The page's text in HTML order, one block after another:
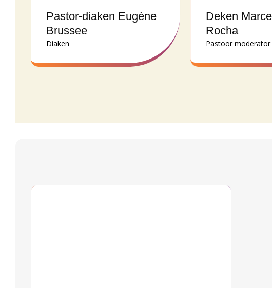
Pastor-diaken Eugène
Brussee
Diaken
Deken
Rocha
Pastoor moderator